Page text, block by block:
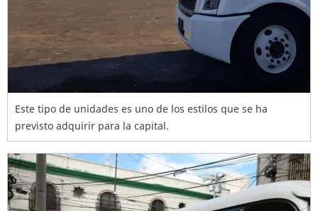
Este tipo de unidades es uno de los estilos que se ha
previsto adquirir para la capital.